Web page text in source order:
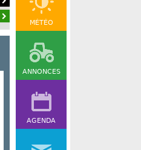
MÉTÉO
ANNONCES
AGENDA